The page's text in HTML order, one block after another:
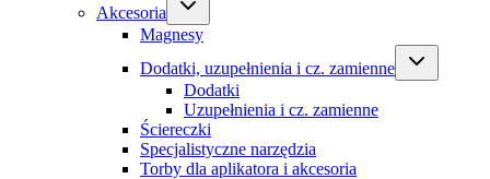
Akcesoria
Magnesy
Dodatki, uzupełnienia i cz. zamienne
Dodatki
Uzupełnienia i cz. zamienne
Ściereczki
Specjalistyczne narzędzia
Torby dla aplikatora i akcesoria